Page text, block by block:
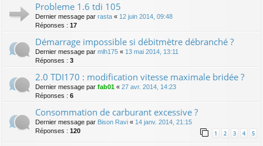
Probleme 1.6 tdi 105
Dernier message par rasta « 12 juin 2014, 09:48
Réponses : 17
Démarrage impossible si débitmètre débranché ?
Dernier message par mlh175 « 13 mai 2014, 13:11
Réponses : 3
2.0 TDI170 : modification vitesse maximale bridée ?
Dernier message par fab01 « 27 avr. 2014, 14:23
Réponses : 6
Consommation de carburant excessive ?
Dernier message par Bison Ravi « 14 janv. 2014, 21:15
Réponses : 120 1 2 3 4 5